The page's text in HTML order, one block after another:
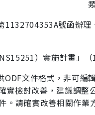
1132704353A號函辦理
）實施計畫」
文件格式，非可編
實檢討改善，建議調
請確實改善相關作業